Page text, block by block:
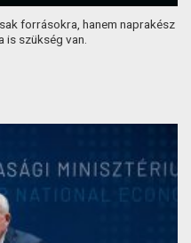
forrásokra, hanem naprakész
is szükség van.